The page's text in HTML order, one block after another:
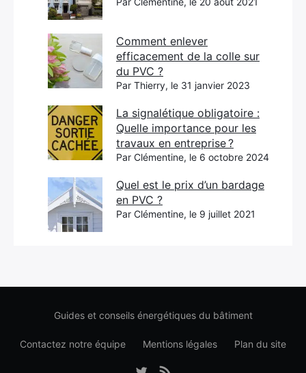
Comment enlever
efficacement de la colle sur
du PVC ?
Par Thierry, le 31 janvier 2023
La signalétique obligatoire :
Quelle importance pour les
travaux en entreprise ?
Par Clémentine, le 6 octobre 2024
Quel est le prix d’un bardage
en PVC ?
Par Clémentine, le 9 juillet 2021
Guides et conseils énergétiques du bâtiment
Contactez notre équipe Mentions légales Plan du site